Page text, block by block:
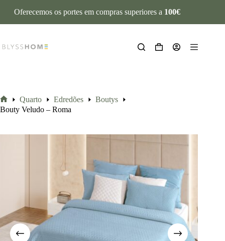
Oferecemos os portes em compras superiores a 100€
Quarto Edredões
Boutys
Bouty Veludo – Roma